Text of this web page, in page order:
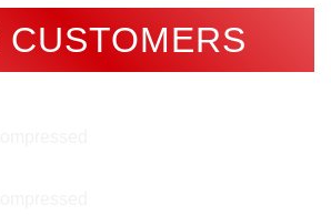
CUSTOMERS